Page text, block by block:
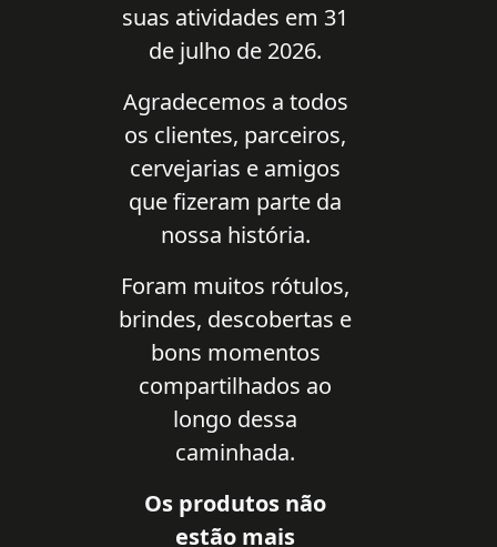
suas atividades em 31
de julho de 2026.
Agradecemos a todos
os clientes, parceiros,
cervejarias e amigos
que fizeram parte da
nossa história.
Foram muitos rótulos,
brindes, descobertas e
bons momentos
compartilhados ao
longo dessa
caminhada.
Os produtos não
estão mais